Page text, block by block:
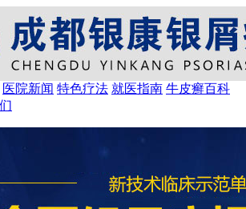
医院新闻 特色疗法 就医指南 牛皮癣百科